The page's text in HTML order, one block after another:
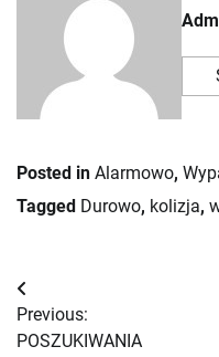
Posted in Alarmowo,
Tagged Durowo, kolizja,
Nawigacja
wpisu
Previous:
POSZUKIWANIA